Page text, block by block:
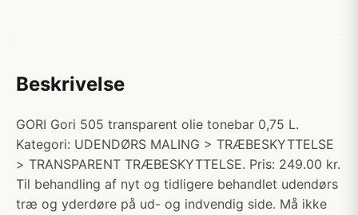
Beskrivelse
GORI Gori 505 transparent olie tonebar 0,75 L.
Kategori: UDENDØRS MALING > TRÆBESKYTTELSE
> TRANSPARENT TRÆBESKYTTELSE. Pris: 249.00 kr.
Til behandling af nyt og tidligere behandlet udendørs
træ og yderdøre på ud- og indvendig side. Må ikke